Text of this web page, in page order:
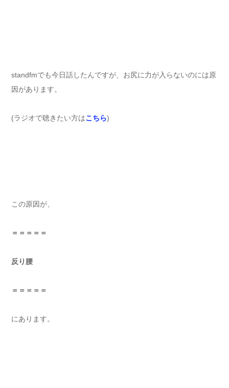
standfmでも今日話したんですが、お尻に力が入らないのには原
因があります。
(ラジオで聴きたい方はこちら)
この原因が、
＝＝＝＝＝
反り腰
＝＝＝＝＝
にあります。